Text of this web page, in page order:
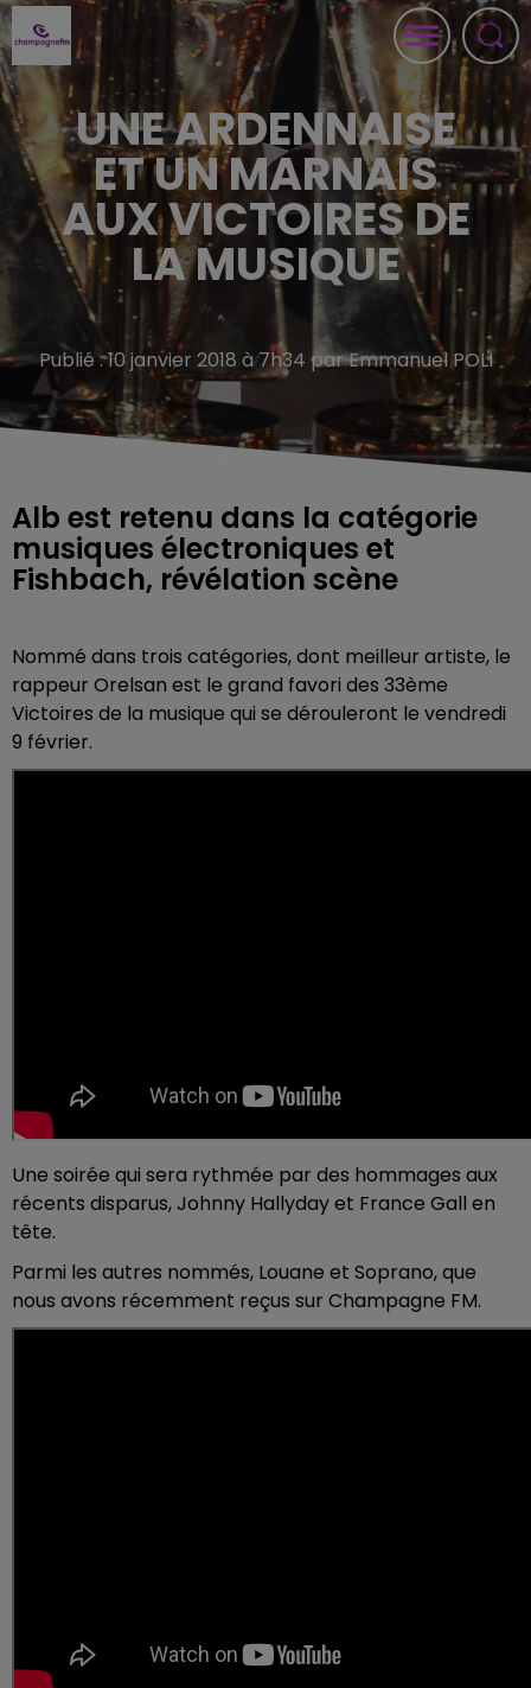
UNE ARDENNAISE
ET UN MARNAIS
AUX VICTOIRES DE
LA MUSIQUE
Publié : 10 janvier 2018 à 7h34 par Emmanuel POLI
Alb est retenu dans la catégorie
musiques électroniques et
Fishbach, révélation scène
Nommé dans trois catégories, dont meilleur artiste, le
rappeur Orelsan est le grand favori des 33ème
Victoires de la musique qui se dérouleront le vendredi
9 février.
Une soirée qui sera rythmée par des hommages aux
récents disparus, Johnny Hallyday et France Gall en
tête.
Parmi les autres nommés, Louane et Soprano, que
nous avons récemment reçus sur Champagne FM.